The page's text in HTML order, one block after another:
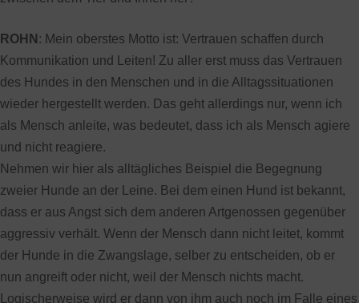
ROHN : Mein oberstes Motto ist: Vertrauen schaffen durch
Kommunikation und Leiten! Zu aller erst muss das Vertrauen
des Hundes in den Menschen und in die Alltagssituationen
wieder hergestellt werden. Das geht allerdings nur, wenn ich
als Mensch anleite, was bedeutet, dass ich als Mensch agiere
und nicht reagiere.
Nehmen wir hier als alltägliches Beispiel die Begegnung
zweier Hunde an der Leine. Bei dem einen Hund ist bekannt,
dass er aus Angst sich dem anderen Artgenossen gegenüber
aggressiv verhält. Wenn der Mensch dann nicht leitet, kommt
der Hunde in die Zwangslage, selber zu entscheiden, ob er
nun angreift oder nicht, weil der Mensch nichts macht.
Logischerweise wird er dann von ihm auch noch im Falle eines